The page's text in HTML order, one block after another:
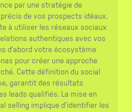
par une stratégie de
de vos prospects idéaux.
à utiliser les réseaux sociaux
authentiques avec vos
d'abord votre écosystème
pour créer une approche
Cette définition du social
garantit des résultats
leads qualifiés. La mise en
selling implique d'identifier les